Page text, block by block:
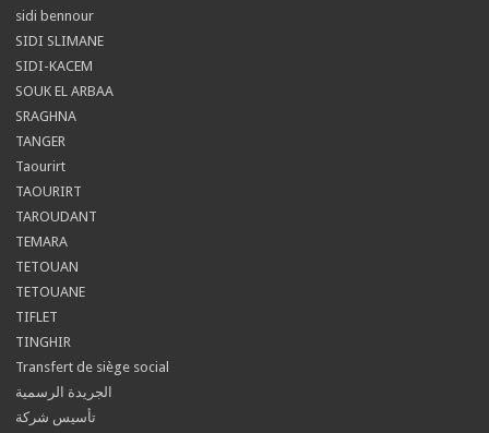
sidi bennour
SIDI SLIMANE
SIDI-KACEM
SOUK EL ARBAA
SRAGHNA
TANGER
Taourirt
TAOURIRT
TAROUDANT
TEMARA
TETOUAN
TETOUANE
TIFLET
TINGHIR
Transfert de siège social
الجريدة الرسمية
تأسيس شركة